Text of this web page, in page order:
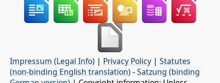
Impressum (Legal Info) | Privacy Policy | Statutes
(non-binding English translation) -Satzung (binding